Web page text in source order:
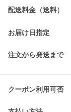
配送料金（送料）
お届け日指定
注文から発送まで
クーポン利用可否